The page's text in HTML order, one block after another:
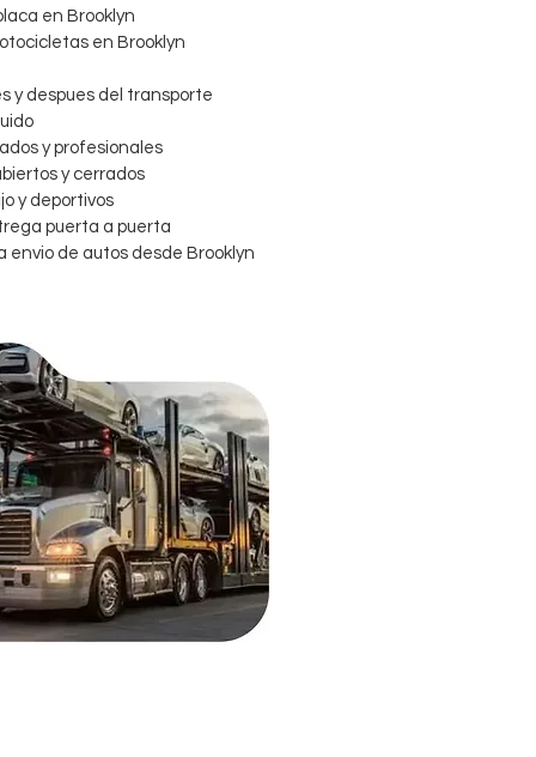
en Brooklyn
en Brooklyn
y despues del transporte
y profesionales
y cerrados
y deportivos
puerta a puerta
envio de autos desde Brooklyn